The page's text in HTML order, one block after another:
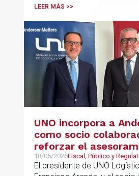
LEER MÁS >>
UNO incorpora a
como socio
reforzar el
jurídico y fiscal del
logístico
18/05/2026Fiscal, Público y
Transporte, Movilidad &
Laboral
El presidente de UNO